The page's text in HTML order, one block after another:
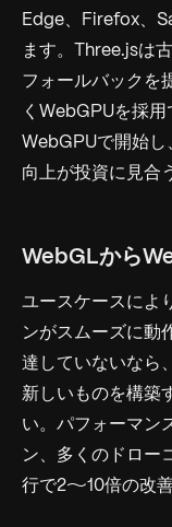
Edge、Firefox、
ます。Three.jsは
フォールバックを
くWebGPUを採
WebGPUで開始し
向上が投資に見合
WebGLから
ユースケースによ
ンがスムーズに動
達していないなら
新しいものを構築
い。パフォーマン
ン、多くのドロー
行で2〜10倍の改